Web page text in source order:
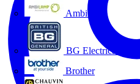
Ambilamp
BG Electrical
Brother